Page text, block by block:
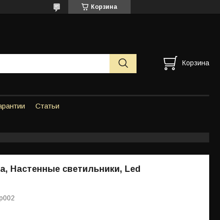
Корзина
Корзина
Статьи
Настенные светильники, Led